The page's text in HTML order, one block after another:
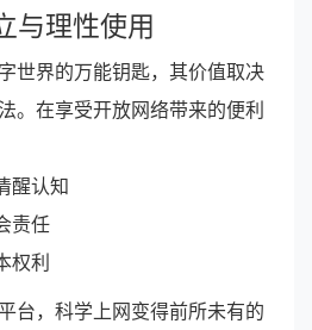
与理性使用
世界的万能钥匙，其价值取决
。在享受开放网络带来的便利
醒认知
责任
权利
台，科学上网变得前所未有的